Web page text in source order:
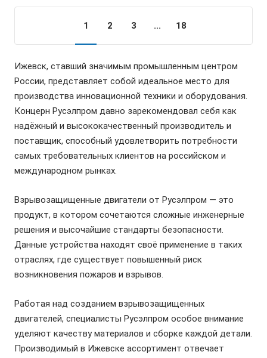
1 2 3 ... 18
Ижевск, ставший значимым промышленным центром
России, представляет собой идеальное место для
производства инновационной техники и оборудования.
Концерн Русэлпром давно зарекомендовал себя как
надёжный и высококачественный производитель и
поставщик, способный удовлетворить потребности
самых требовательных клиентов на российском и
международном рынках.
Взрывозащищенные двигатели от Русэлпром — это
продукт, в котором сочетаются сложные инженерные
решения и высочайшие стандарты безопасности.
Данные устройства находят своё применение в таких
отраслях, где существует повышенный риск
возникновения пожаров и взрывов.
Работая над созданием взрывозащищенных
двигателей, специалисты Русэлпром особое внимание
уделяют качеству материалов и сборке каждой детали.
Производимый в Ижевске ассортимент отвечает